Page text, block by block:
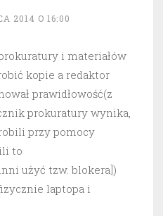
2014 O 16:00
i materiałów
kopie a redaktor
prawidłowość(z
prokuratury wynika,
przy pomocy
to
użyć tzw. blokera])
laptopa i